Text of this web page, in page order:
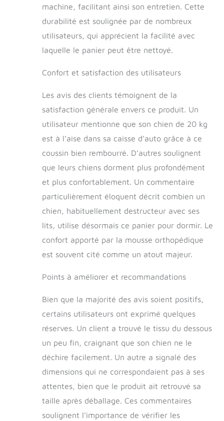
lit entier. Vous n'avez pas à vous
dans la machine à laver ou de ne pas
pouvoir le nettoyer complètement avec
une mauvaise odeur. Plusieurs Tailles
Disponibles: Le tapis pour chien
HNUOUNH est disponible en 4 tailles. Il
peut être utilisé dans la cage ou
cages de taille standard. Ce tapis chien
est scellé sous vide. lorsque vous
ouvrez l'emballage, mettez le tapis de
côté pendant environ 24-48 heures
pour qu'il retrouve son état complet.
machine, facilitant ainsi son entretien. Cette
durabilité est soulignée par de nombreux
utilisateurs, qui apprécient la facilité avec
laquelle le panier peut être nettoyé.
Confort et satisfaction des utilisateurs
Les avis des clients témoignent de la
satisfaction générale envers ce produit. Un
utilisateur mentionne que son chien de 20 kg
est à l’aise dans sa caisse d’auto grâce à ce
coussin bien rembourré. D’autres soulignent
que leurs chiens dorment plus profondément
et plus confortablement. Un commentaire
particulièrement éloquent décrit combien un
chien, habituellement destructeur avec ses
lits, utilise désormais ce panier pour dormir. Le
confort apporté par la mousse orthopédique
est souvent cité comme un atout majeur.
Points à améliorer et recommandations
Bien que la majorité des avis soient positifs,
certains utilisateurs ont exprimé quelques
réserves. Un client a trouvé le tissu du dessous
un peu fin, craignant que son chien ne le
déchire facilement. Un autre a signalé des
dimensions qui ne correspondaient pas à ses
attentes, bien que le produit ait retrouvé sa
taille après déballage. Ces commentaires
soulignent l’importance de vérifier les